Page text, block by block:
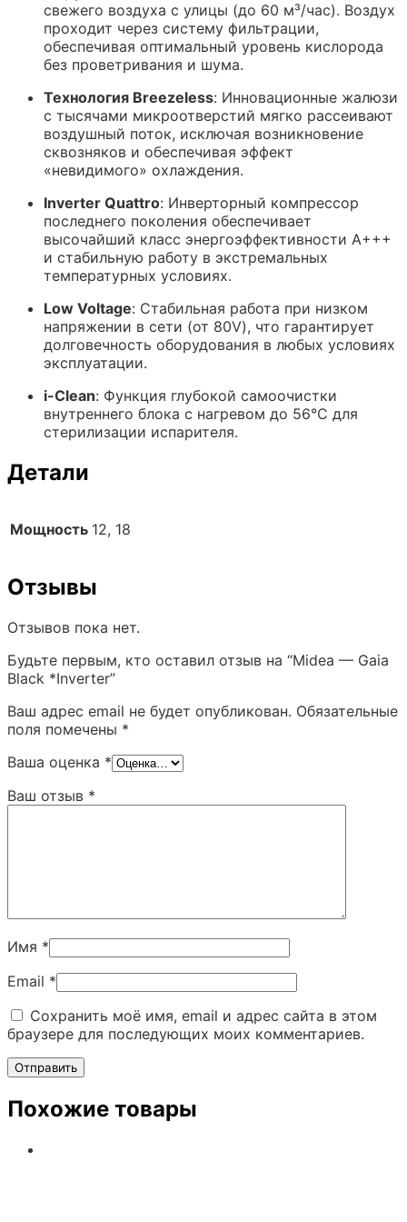
свежего воздуха с улицы (до 60 м³/час). Воздух
проходит через систему фильтрации,
обеспечивая оптимальный уровень кислорода
без проветривания и шума.
Технология Breezeless: Инновационные жалюзи
с тысячами микроотверстий мягко рассеивают
воздушный поток, исключая возникновение
сквозняков и обеспечивая эффект
«невидимого» охлаждения.
Inverter Quattro: Инверторный компрессор
последнего поколения обеспечивает
высочайший класс энергоэффективности A+++
и стабильную работу в экстремальных
температурных условиях.
Low Voltage: Стабильная работа при низком
напряжении в сети (от 80V), что гарантирует
долговечность оборудования в любых условиях
эксплуатации.
i-Clean: Функция глубокой самоочистки
внутреннего блока с нагревом до 56°C для
стерилизации испарителя.
Детали
Мощность 12, 18
Отзывы
Отзывов пока нет.
Будьте первым, кто оставил отзыв на “Midea — Gaia
Black *Inverter”
Ваш адрес email не будет опубликован. Обязательные
поля помечены *
Ваша оценка *
Ваш отзыв *
Имя *
Email *
Сохранить моё имя, email и адрес сайта в этом
браузере для последующих моих комментариев.
Похожие товары